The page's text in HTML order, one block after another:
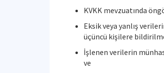
KVKK mevzuatında
Eksik veya yanlış
üçüncü kişilere
İşlenen verilerin
ve